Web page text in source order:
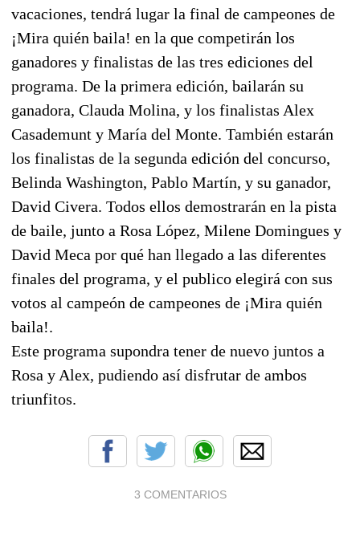
vacaciones, tendrá lugar la final de campeones de
¡Mira quién baila! en la que competirán los
ganadores y finalistas de las tres ediciones del
programa. De la primera edición, bailarán su
ganadora, Clauda Molina, y los finalistas Alex
Casademunt y María del Monte. También estarán
los finalistas de la segunda edición del concurso,
Belinda Washington, Pablo Martín, y su ganador,
David Civera. Todos ellos demostrarán en la pista
de baile, junto a Rosa López, Milene Domingues y
David Meca por qué han llegado a las diferentes
finales del programa, y el publico elegirá con sus
votos al campeón de campeones de ¡Mira quién
baila!.
Este programa supondra tener de nuevo juntos a
Rosa y Alex, pudiendo así disfrutar de ambos
triunfitos.
3 COMENTARIOS